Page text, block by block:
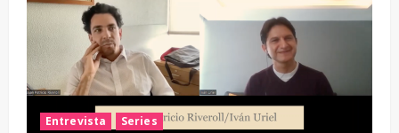
Entrevista Series